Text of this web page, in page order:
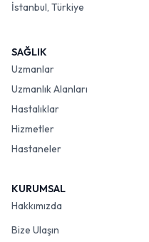
İstanbul, Türkiye
SAĞLIK
Uzmanlar
Uzmanlık Alanları
Hastalıklar
Hizmetler
Hastaneler
KURUMSAL
Hakkımızda
Bize Ulaşın